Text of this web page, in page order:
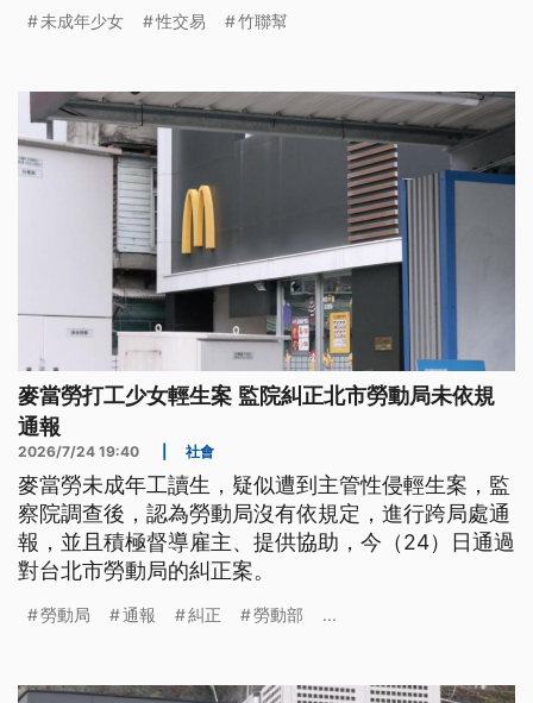
未成年少女 性交易 竹聯幫
麥當勞打工少女輕生案 監院糾正北市勞動局未依規
通報
2026/7/24 19:40 社會
麥當勞未成年工讀生，疑似遭到主管性侵輕生案，監
察院調查後，認為勞動局沒有依規定，進行跨局處通
報，並且積極督導雇主、提供協助，今（24）日通過
對台北市勞動局的糾正案。
勞動局 通報 糾正 勞動部 ...